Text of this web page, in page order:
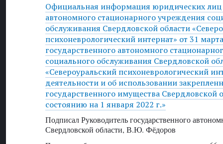
Официальная информация юридических лиц
автономного стационарного учреждения
обслуживания Свердловской области
психоневрологический интернат» от 31
государственного автономного
социального обслуживания Свердловской
«Североуральский психоневрологический
деятельности и об использовании
государственного имущества Свердловской
состоянию на 1 января 2022 г.»
Подписал Руководитель государственного
Свердловской области, В.Ю. Фёдоров